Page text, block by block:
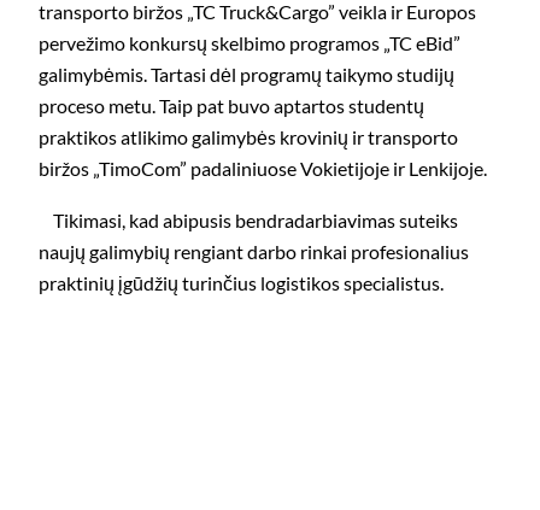
transporto biržos „TC Truck&Cargo” veikla ir Europos
pervežimo konkursų skelbimo programos „TC eBid”
galimybėmis. Tartasi dėl programų taikymo studijų
proceso metu. Taip pat buvo aptartos studentų
praktikos atlikimo galimybės krovinių ir transporto
biržos „TimoCom” padaliniuose Vokietijoje ir Lenkijoje.
Tikimasi, kad abipusis bendradarbiavimas suteiks
naujų galimybių rengiant darbo rinkai profesionalius
praktinių įgūdžių turinčius logistikos specialistus.